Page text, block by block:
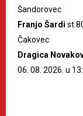
Šandorovec
Franjo Šardi
Čakovec
Dragica
06. 08. 2026. u